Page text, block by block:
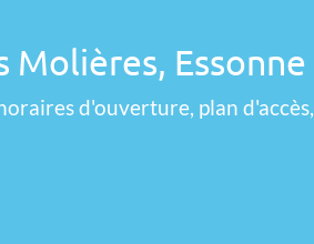
Essonne
d'ouverture, plan d'accès,